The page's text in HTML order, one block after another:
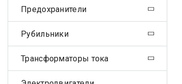
Предохранители
Рубильники
Трансформаторы тока